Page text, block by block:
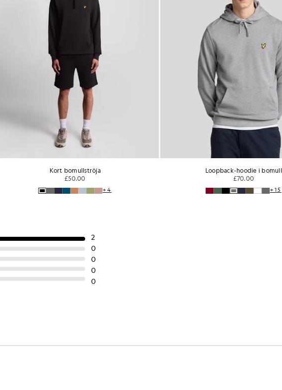
Kort bomullströja
£50.00
+4
Loopback-hoodie i bomull
£70.00
+15